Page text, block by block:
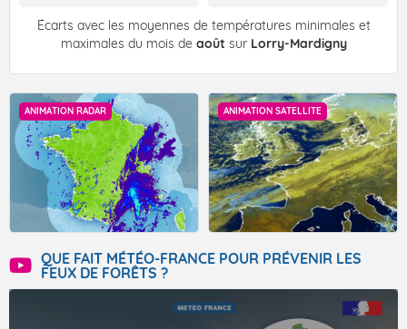
Écarts avec les moyennes de températures minimales et
maximales du mois de août sur Lorry-Mardigny
ANIMATION RADAR ANIMATION SATELLITE
QUE FAIT MÉTÉO-FRANCE POUR PRÉVENIR LES
FEUX DE FORÊTS ?